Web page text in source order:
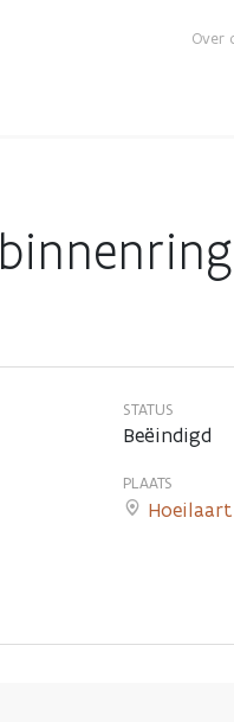
Over
STATUS
Beëindigd
PLAATS
Hoeilaart